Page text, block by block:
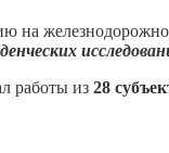
на
работы из 28